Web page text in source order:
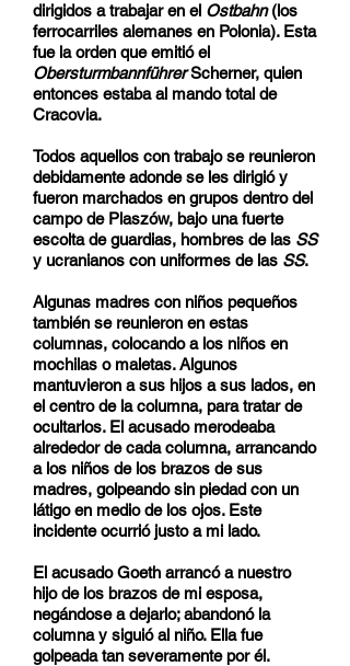
dirigidos a trabajar en el Ostbahn(los
ferrocarriles alemanes en Polonia). Esta
fue la orden que emitió el
ObersturmbannführerScherner, quien
entonces estaba al mando total de
Cracovia.
Todos aquellos con trabajo se reunieron
debidamente adonde se les dirigió y
fueron marchados en grupos dentro del
campo de Plaszów, bajo una fuerte
escolta de guardias, hombres de las SS
y ucranianos con uniformes de las SS.
Algunas madres con niños pequeños
también se reunieron en estas
columnas, colocando a los niños en
mochilas o maletas. Algunos
mantuvieron a sus hijos a sus lados, en
el centro de la columna, para tratar de
ocultarlos. El acusado merodeaba
alrededor de cada columna, arrancando
a los niños de los brazos de sus
madres, golpeando sin piedad con un
látigo en medio de los ojos. Este
incidente ocurrió justo a mi lado.
El acusado Goeth arrancó a nuestro
hijo de los brazos de mi esposa,
negándose a dejarlo; abandonó la
columna y siguió al niño. Ella fue
golpeada tan severamente por él.